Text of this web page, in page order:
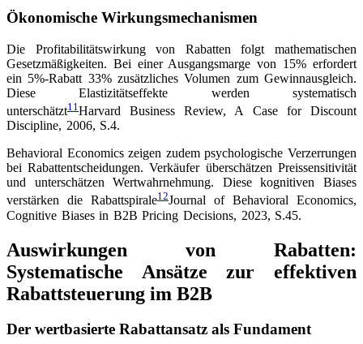
Ökonomische Wirkungsmechanismen
Die Profitabilitätswirkung von Rabatten folgt mathematischen
Gesetzmäßigkeiten. Bei einer Ausgangsmarge von 15% erfordert
ein 5%-Rabatt 33% zusätzliches Volumen zum Gewinnausgleich.
Diese Elastizitätseffekte werden systematisch
unterschätzt11 Harvard Business Review, A Case for Discount
Discipline, 2006, S.4.
Behavioral Economics zeigen zudem psychologische Verzerrungen
bei Rabattentscheidungen. Verkäufer überschätzen Preissensitivität
und unterschätzen Wertwahrnehmung. Diese kognitiven Biases
verstärken die Rabattspirale12Journal of Behavioral Economics,
Cognitive Biases in B2B Pricing Decisions, 2023, S.45.
Auswirkungen von Rabatten:
Systematische Ansätze zur effektiven
Rabattsteuerung im B2B
Der wertbasierte Rabattansatz als Fundament